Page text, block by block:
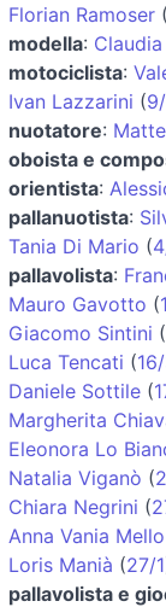
Florian Ramoser (
modella:
motociclista:
Ivan Lazzarini (
nuotatore:
oboista e
orientista:
pallanuotista:
Tania Di Mario (
pallavolista:
Mauro Gavotto (
Giacomo Sintini (
Luca Tencati (
Daniele Sottile (
Margherita
Eleonora Lo
Natalia Viganò (
Chiara Negrini (
Anna Vania Mello
Loris Manià (27/1
pallavolista e